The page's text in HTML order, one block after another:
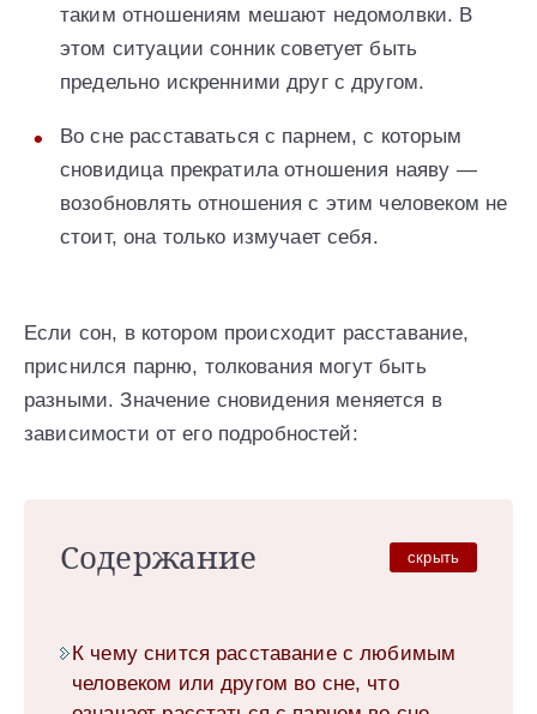
таким отношениям мешают недомолвки. В
этом ситуации сонник советует быть
предельно искренними друг с другом.
Во сне расставаться с парнем, с которым
сновидица прекратила отношения наяву —
возобновлять отношения с этим человеком не
стоит, она только измучает себя.
Если сон, в котором происходит расставание,
приснился парню, толкования могут быть
разными. Значение сновидения меняется в
зависимости от его подробностей:
Содержание скрыть
К чему снится расставание с любимым
человеком или другом во сне, что